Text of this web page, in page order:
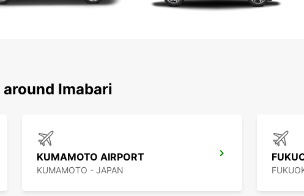
Imabari
KUMAMOTO AIRPORT
KUMAMOTO - JAPAN